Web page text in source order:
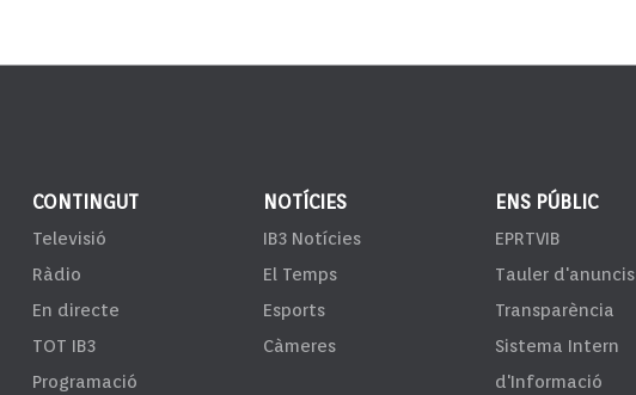
CONTINGUT
Televisió
Ràdio
En directe
TOT IB3
Programació
NOTÍCIES
IB3 Notícies
El Temps
Esports
Càmeres
ENS PÚBLIC
EPRTVIB
Tauler d'anuncis
Transparència
Sistema Intern
d'Informació